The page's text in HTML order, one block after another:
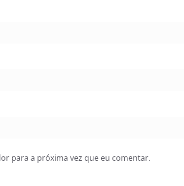
para a próxima vez que eu comentar.